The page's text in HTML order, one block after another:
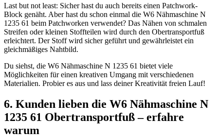
Last but not least: Sicher hast du auch bereits einen Patchwork-
Block genäht. Aber hast du schon einmal die W6 Nähmaschine N
1235 61 beim Patchworken verwendet? Das Nähen von schmalen
Streifen oder kleinen Stoffteilen wird durch den Obertransportfuß
erleichtert. Der Stoff wird sicher geführt und gewährleistet ein
gleichmäßiges Nahtbild.
Du siehst, die W6 Nähmaschine N 1235 61 bietet viele
Möglichkeiten für einen kreativen Umgang mit verschiedenen
Materialien. Probier es aus und lass deiner Kreativität freien Lauf!
6. Kunden lieben die W6 Nähmaschine N
1235 61 Obertransportfuß – erfahre
warum